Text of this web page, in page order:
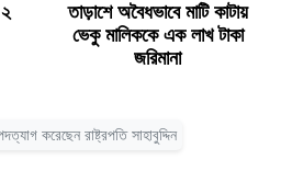
তাড়াশে অবৈধভাবে মাটি কাটায়
ভেকু মালিককে এক লাখ টাকা
জরিমানা
করেছেন রাষ্ট্রপতি সাহাবুদ্দিন